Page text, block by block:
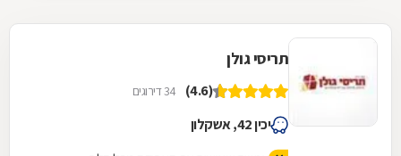
תריסי גולן
(4.6) 34 דירוגים
יכין 42, אשקלון